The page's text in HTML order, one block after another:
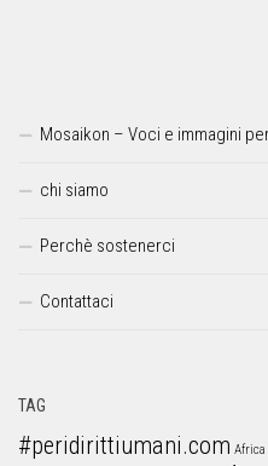
Mosaikon – Voci e immagini
chi siamo
Perchè sostenerci
Contattaci
TAG
#peridirittiumani.com Africa